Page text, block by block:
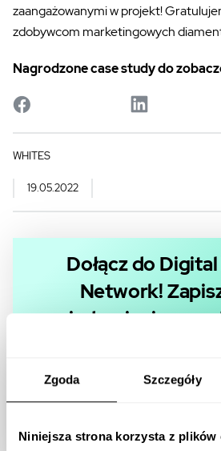
Zgoda Szczegóły
Niniejsza strona korzysta z plików
zaangażowanymi w projekt!
zdobywcom marketingowych
Nagrodzone case study do
WHITES
19.05.2022
Dołącz do
Network!
powiadomienia o